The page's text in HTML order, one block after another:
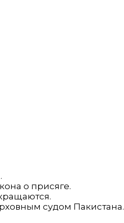
о присяге.
судом Пакистана.